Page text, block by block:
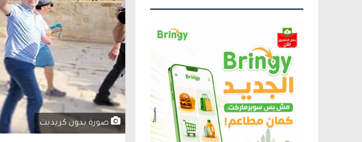
صورة بدون كريديت